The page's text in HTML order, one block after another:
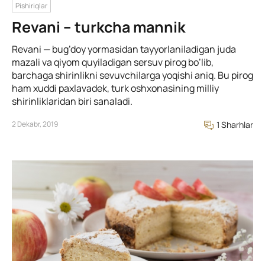
Pishiriqlar
Revani – turkcha mannik
Revani — bug’doy yormasidan tayyorlaniladigan juda
mazali va qiyom quyiladigan sersuv pirog bo’lib,
barchaga shirinlikni sevuvchilarga yoqishi aniq. Bu pirog
ham xuddi paxlavadek, turk oshxonasining milliy
shirinliklaridan biri sanaladi.
2 Dekabr, 2019 1 Sharhlar